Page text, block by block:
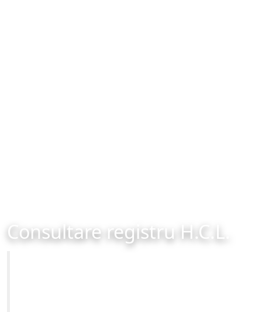
Consultare registru H.C.L.